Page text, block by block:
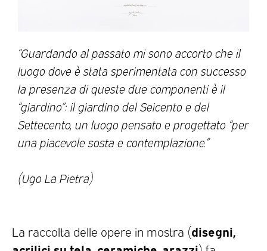
“Guardando al passato mi sono accorto che il
luogo dove è stata sperimentata con successo
la presenza di queste due componenti è il
“giardino”: il giardino del Seicento e del
Settecento, un luogo pensato e progettato “per
una piacevole sosta e contemplazione.”
(Ugo La Pietra)
La raccolta delle opere in mostra (disegni,